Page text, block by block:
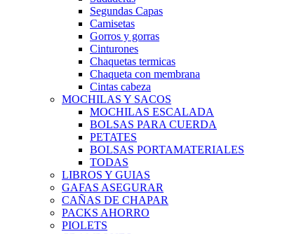
Segundas Capas
Camisetas
Gorros y gorras
Cinturones
Chaquetas termicas
Chaqueta con membrana
Cintas cabeza
MOCHILAS Y SACOS
MOCHILAS ESCALADA
BOLSAS PARA CUERDA
PETATES
BOLSAS PORTAMATERIALES
TODAS
LIBROS Y GUIAS
GAFAS ASEGURAR
CAÑAS DE CHAPAR
PACKS AHORRO
PIOLETS